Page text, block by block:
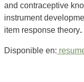
and contraceptive
instrument
item response theory.
Disponible en: